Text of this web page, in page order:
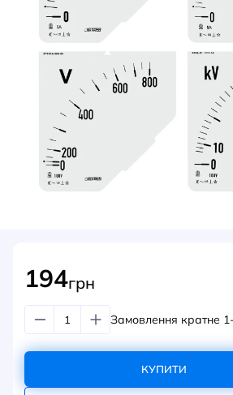
НОВИНИ
СИСТЕМИ ШИНОПРОВОДІВ ТА
194грн
Замовлення кратне
КУПИТИ